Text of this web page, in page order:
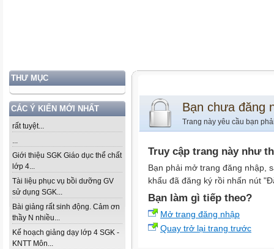
THƯ MỤC
CÁC Ý KIẾN MỚI NHẤT
rất tuyệt...
...
Giới thiệu SGK Giáo dục thể chất
lớp 4...
Tài liệu phục vụ bồi dưỡng GV
sử dụng SGK...
Bài giảng rất sinh động. Cảm ơn
thầy N nhiều...
Kế hoạch giảng dạy lớp 4 SGK -
KNTT Môn...
Bạn chưa đăng
Trang này yêu cầu bạn
Truy cập trang này như
Bạn phải mở trang đăng nhập,
khẩu đã đăng ký rồi nhấn nút
Bạn làm gì tiếp theo?
Mở trang đăng nhập
Quay trở lại trang trước